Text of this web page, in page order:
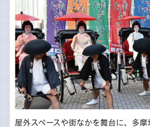
屋外スペースや街なかを舞台に、多